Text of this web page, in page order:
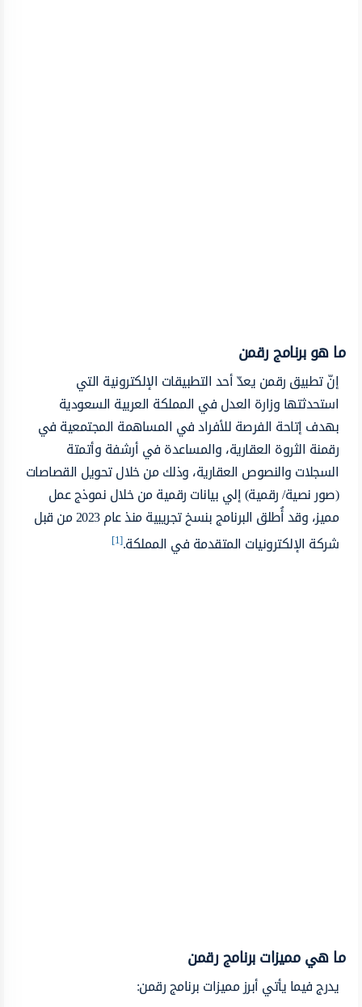
ما هو برنامج رقمن
إنّ تطبيق رقمن يعدّ أحد التطبيقات الإلكترونية التي
استحدثتها وزارة العدل في المملكة العربية السعودية
بهدف إتاحة الفرصة للأفراد في المساهمة المجتمعية في
رقمنة الثروة العقارية، والمساعدة في أرشفة وأتمتة
السجلات والنصوص العقارية، وذلك من خلال تحويل القصاصات
(صور نصية/ رقمية) إلي بيانات رقمية من خلال نموذج عمل
مميز، وقد أُطلق البرنامج بنسخ تجريبية منذ عام 2023 من قبل
شركة الإلكترونيات المتقدمة في المملكة.[1]
ما هي مميزات برنامج رقمن
يدرج فيما يأتي أبرز مميزات برنامج رقمن: